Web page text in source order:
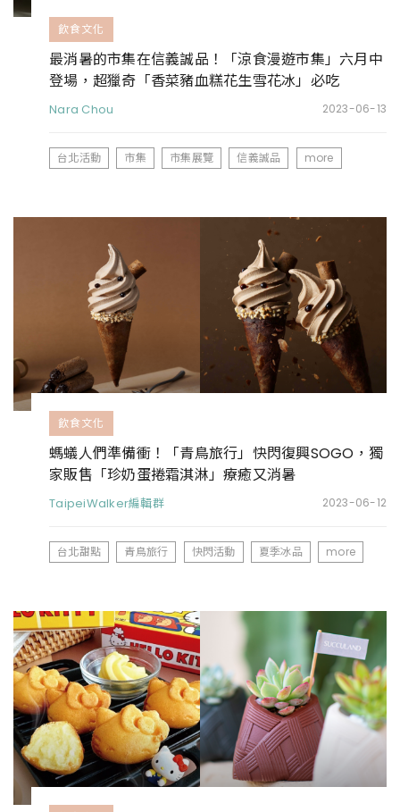
飲食文化
最消暑的市集在信義誠品！「涼食漫遊市集」六月中
登場，超獵奇「香菜豬血糕花生雪花冰」必吃
Nara Chou 2023-06-13
台北活動 市集 市集展覽 信義誠品 more
飲食文化
螞蟻人們準備衝！「青鳥旅行」快閃復興SOGO，獨
家販售「珍奶蛋捲霜淇淋」療癒又消暑
TaipeiWalker編輯群 2023-06-12
台北甜點 青鳥旅行 快閃活動 夏季冰品 more